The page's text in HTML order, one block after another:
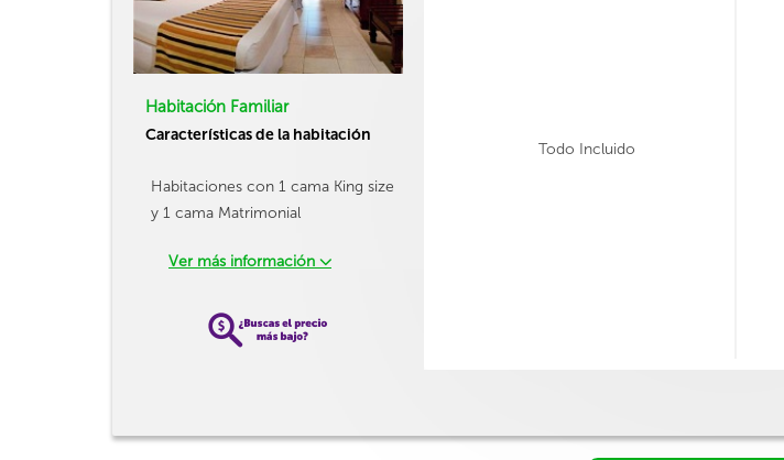
Habitación Familiar
Características de la habitación
Habitaciones con 1 cama King size
y 1 cama Matrimonial
Ver más información
Todo Incluido